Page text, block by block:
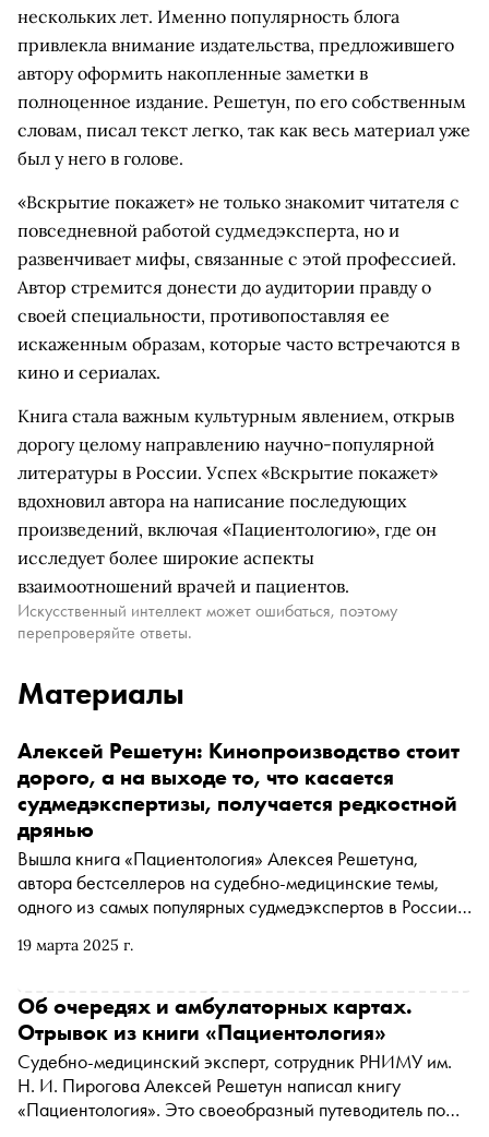
нескольких лет. Именно популярность блога
привлекла внимание издательства, предложившего
автору оформить накопленные заметки в
полноценное издание. Решетун, по его собственным
словам, писал текст легко, так как весь материал уже
был у него в голове.
«Вскрытие покажет» не только знакомит читателя с
повседневной работой судмедэксперта, но и
развенчивает мифы, связанные с этой профессией.
Автор стремится донести до аудитории правду о
своей специальности, противопоставляя ее
искаженным образам, которые часто встречаются в
кино и сериалах.
Книга стала важным культурным явлением, открыв
дорогу целому направлению научно-популярной
литературы в России. Успех «Вскрытие покажет»
вдохновил автора на написание последующих
произведений, включая «Пациентологию», где он
исследует более широкие аспекты
взаимоотношений врачей и пациентов.
Искусственный интеллект может ошибаться, поэтому
перепроверяйте ответы.
Материалы
19 марта 2025 г.
Алексей Решетун: Кинопроизводство стоит
дорого, а на выходе то, что касается
судмедэкспертизы, получается редкостной
дрянью
Вышла книга «Пациентология» Алексея Решетуна,
автора бестселлеров на судебно-медицинские темы,
одного из самых популярных судмедэкспертов в России.
вскрытиях и забавных случаях из практики
В интервью «Снобу» Решетун рассказал о том, что его
сподвигло посвятить этой теме целую книгу, почему
судмедэксперты в сериалах выглядят фриками и зачем
врачу грамотно говорить на русском языке
Об очередях и амбулаторных картах.
Отрывок из книги «Пациентология»
Судебно-медицинский эксперт, сотрудник РНИМУ им.
Н. И. Пирогова Алексей Решетун написал книгу
«Пациентология». Это своеобразный путеводитель по